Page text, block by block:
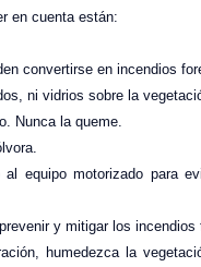
en cuenta están:
convertirse en incendios
ni vidrios sobre la
Nunca la queme.
al equipo motorizado para
y mitigar los incendios
humedezca la